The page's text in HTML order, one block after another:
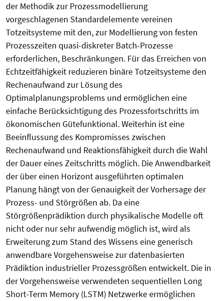
der Methodik zur Prozessmodellierung
vorgeschlagenen Standardelemente vereinen
Totzeitsysteme mit den, zur Modellierung von festen
Prozesszeiten quasi-diskreter Batch-Prozesse
erforderlichen, Beschränkungen. Für das Erreichen von
Echtzeitfähigkeit reduzieren binäre Totzeitsysteme den
Rechenaufwand zur Lösung des
Optimalplanungsproblems und ermöglichen eine
einfache Berücksichtigung des Prozessfortschritts im
ökonomischen Gütefunktional. Weiterhin ist eine
Beeinflussung des Kompromisses zwischen
Rechenaufwand und Reaktionsfähigkeit durch die Wahl
der Dauer eines Zeitschritts möglich. Die Anwendbarkeit
der über einen Horizont ausgeführten optimalen
Planung hängt von der Genauigkeit der Vorhersage der
Prozess- und Störgrößen ab. Da eine
Störgrößenprädiktion durch physikalische Modelle oft
nicht oder nur sehr aufwendig möglich ist, wird als
Erweiterung zum Stand des Wissens eine generisch
anwendbare Vorgehensweise zur datenbasierten
Prädiktion industrieller Prozessgrößen entwickelt. Die in
der Vorgehensweise verwendeten sequentiellen Long
Short-Term Memory (LSTM) Netzwerke ermöglichen